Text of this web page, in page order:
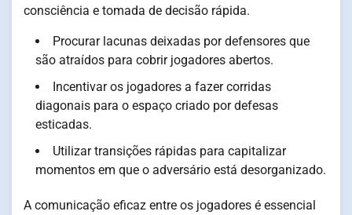
consciência e tomada de decisão rápida.
Procurar lacunas deixadas por defensores que
são atraídos para cobrir jogadores abertos.
Incentivar os jogadores a fazer corridas
diagonais para o espaço criado por defesas
esticadas.
Utilizar transições rápidas para capitalizar
momentos em que o adversário está desorganizado.
A comunicação eficaz entre os jogadores é essencial